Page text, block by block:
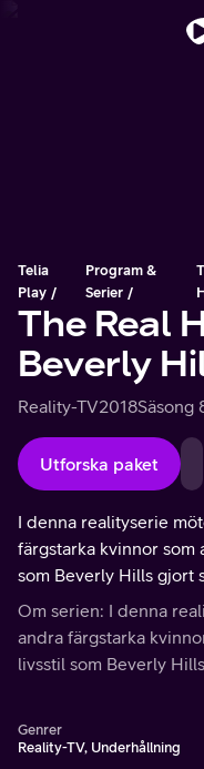
Telia
Play
Program &
Serier
The Real
Beverly
Reality-TV2018Säsong
Utforska paket
I denna realityserie
färgstarka kvinnor som
som Beverly Hills gjort
arvtagerskor som
och diamanter.
Om serien: I denna
andra färgstarka
livsstil som Beverly
Genrer
Reality-TV, Underhållning